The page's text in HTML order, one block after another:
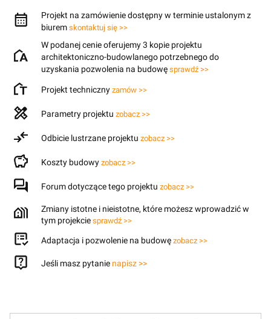
Projekt na zamówienie dostępny w terminie ustalonym z
biurem skontaktuj się >>
W podanej cenie oferujemy 3 kopie projektu
architektoniczno-budowlanego potrzebnego do
uzyskania pozwolenia na budowę sprawdź >>
Projekt techniczny zamów >>
Parametry projektu zobacz >>
Odbicie lustrzane projektu zobacz >>
Koszty budowy zobacz >>
Forum dotyczące tego projektu zobacz >>
Zmiany istotne i nieistotne, które możesz wprowadzić w
tym projekcie sprawdź >>
Adaptacja i pozwolenie na budowę zobacz >>
Jeśli masz pytanie napisz >>